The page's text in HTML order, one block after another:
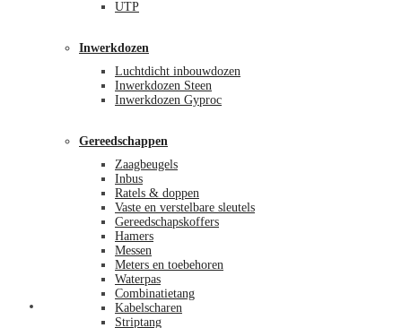
UTP
Inwerkdozen
Luchtdicht inbouwdozen
Inwerkdozen Steen
Inwerkdozen Gyproc
Gereedschappen
Zaagbeugels
Inbus
Ratels & doppen
Vaste en verstelbare sleutels
Gereedschapskoffers
Hamers
Messen
Meters en toebehoren
Waterpas
Combinatietang
Kabelscharen
Striptang